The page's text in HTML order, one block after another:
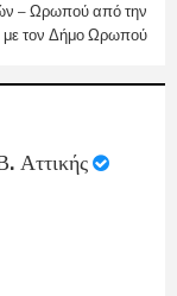
– Ωρωπού από την
με τον Δήμο Ωρωπού
Αττικής